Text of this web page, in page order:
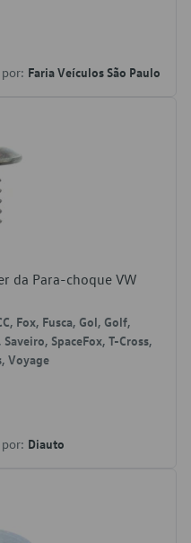
Faria Veículos São Paulo
da Para-choque VW
Fox, Fusca, Gol, Golf,
Saveiro, SpaceFox, T-Cross,
Voyage
Diauto